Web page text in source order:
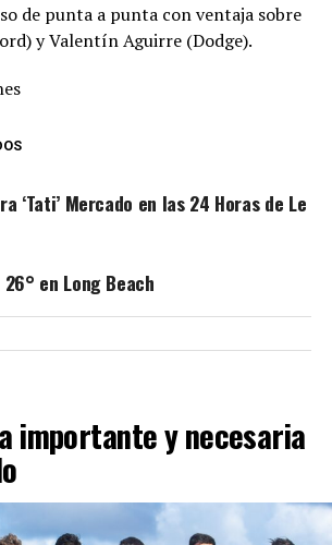
de punta a punta con ventaja sobre
y Valentín Aguirre (Dodge).
‘Tati’ Mercado en las 24 Horas de Le
en Long Beach
importante y necesaria